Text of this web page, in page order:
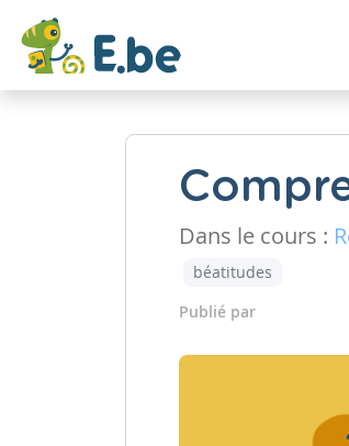
Dans le cours :
béatitudes
Publié par